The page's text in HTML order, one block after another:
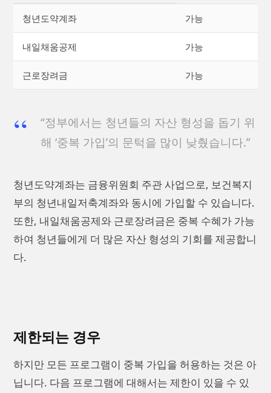
청년도약계좌 가능
내일채움공제 가능
근로장려금 가능
“정부에서는 청년들의 자산 형성을 돕기 위
해 ‘중복 가입’의 문턱을 많이 낮췄습니다.”
청년도약계좌는 금융위원회 주관 사업으로, 보건복지
부의 청년내일저축계좌와 동시에 가입할 수 있습니다.
또한, 내일채움공제와 근로장려금은 중복 수혜가 가능
하여 청년들에게 더 많은 자산 형성의 기회를 제공합니
다.
제한되는 경우
하지만 모든 프로그램이 중복 가입을 허용하는 것은 아
닙니다. 다음 프로그램에 대해서는 제한이 있을 수 있